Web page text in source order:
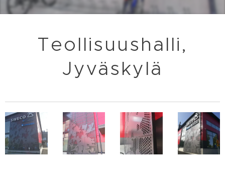
Teollisuushalli,
Jyväskylä